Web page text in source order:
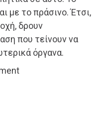
με το πράσινο. Έτσι,
δρουν
που τείνουν να
όργανα.